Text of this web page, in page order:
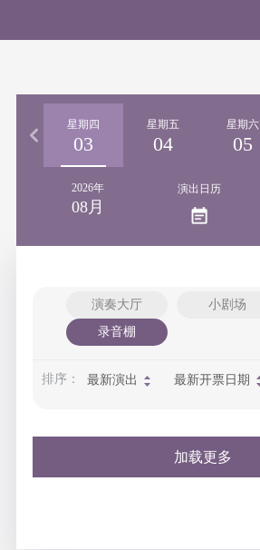
星期四
03
星期五
04
星期六
05
2026年
08月
演出日历
演奏大厅
小剧场
录音棚
排序： 最新演出 最新开票日期
加载更多